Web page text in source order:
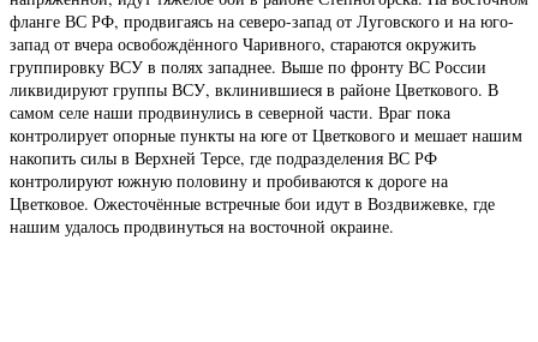
фланге ВС РФ, продвигаясь на северо-запад от Луговского и на юго-
запад от вчера освобождённого Чаривного, стараются окружить
группировку ВСУ в полях западнее. Выше по фронту ВС России
ликвидируют группы ВСУ, вклинившиеся в районе Цветкового. В
самом селе наши продвинулись в северной части. Враг пока
контролирует опорные пункты на юге от Цветкового и мешает нашим
накопить силы в Верхней Терсе, где подразделения ВС РФ
контролируют южную половину и пробиваются к дороге на
Цветковое. Ожесточённые встречные бои идут в Воздвижевке, где
нашим удалось продвинуться на восточной окраине.